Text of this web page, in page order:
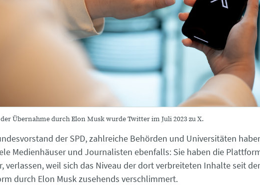
Übernahme durch Elon Musk wurde Twitter im Juli 2023 zu X.
der SPD, zahlreiche Behörden und Universitäten
Medienhäuser und Journalisten ebenfalls: Sie haben die
verlassen, weil sich das Niveau der dort verbreiteten Inhalte seit
durch Elon Musk zusehends verschlimmert.